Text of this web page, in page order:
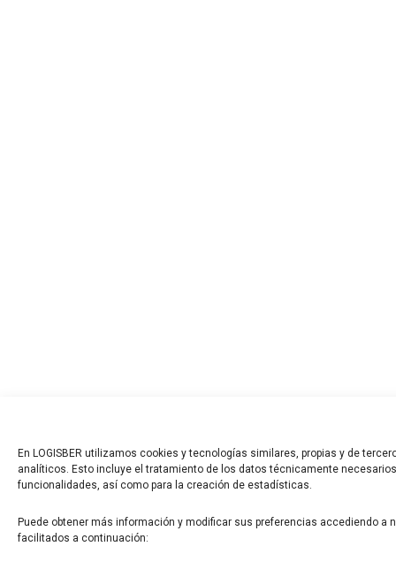
En LOGISBER utilizamos cookies y tecnologías similares, propias y de
analíticos. Esto incluye el tratamiento de los datos técnicamente
funcionalidades, así como para la creación de estadísticas.
Puede obtener más información y modificar sus preferencias accediendo a
facilitados a continuación: